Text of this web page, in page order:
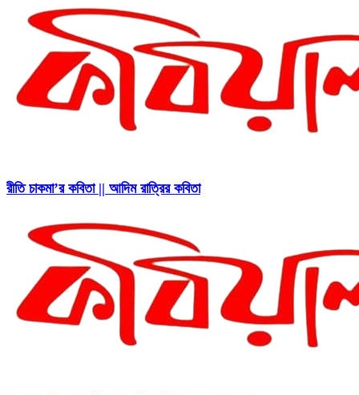
রীতি চাকমা’র কবিতা || আদিম রাত্রির কবিতা